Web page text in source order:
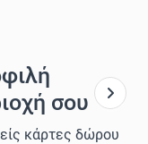
σου
κάρτες δώρου